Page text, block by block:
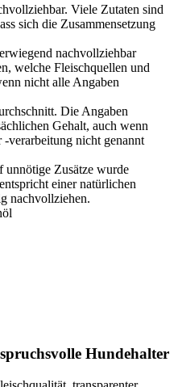
Viele Zutaten sind
sich die Zusammensetzung
nachvollziehbar
welche Fleischquellen und
nicht alle Angaben
Die Angaben
Gehalt, auch wenn
verarbeitung nicht genannt
Zusätze wurde
einer natürlichen
nachvollziehen.
Hundehalter